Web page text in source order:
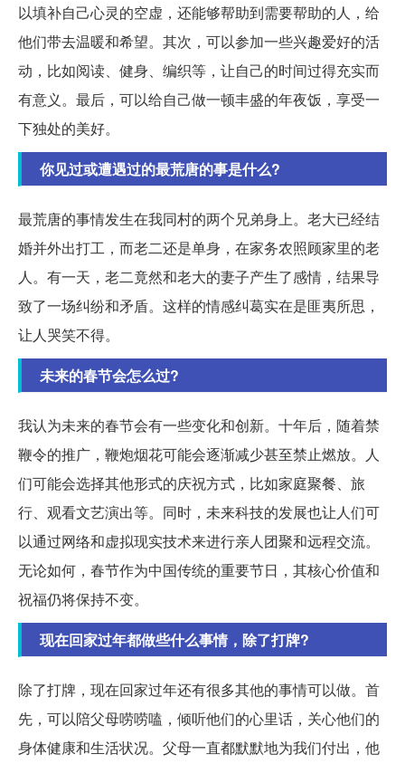
以填补自己心灵的空虚，还能够帮助到需要帮助的人，给
他们带去温暖和希望。其次，可以参加一些兴趣爱好的活
动，比如阅读、健身、编织等，让自己的时间过得充实而
有意义。最后，可以给自己做一顿丰盛的年夜饭，享受一
下独处的美好。
你见过或遭遇过的最荒唐的事是什么?
最荒唐的事情发生在我同村的两个兄弟身上。老大已经结
婚并外出打工，而老二还是单身，在家务农照顾家里的老
人。有一天，老二竟然和老大的妻子产生了感情，结果导
致了一场纠纷和矛盾。这样的情感纠葛实在是匪夷所思，
让人哭笑不得。
未来的春节会怎么过?
我认为未来的春节会有一些变化和创新。十年后，随着禁
鞭令的推广，鞭炮烟花可能会逐渐减少甚至禁止燃放。人
们可能会选择其他形式的庆祝方式，比如家庭聚餐、旅
行、观看文艺演出等。同时，未来科技的发展也让人们可
以通过网络和虚拟现实技术来进行亲人团聚和远程交流。
无论如何，春节作为中国传统的重要节日，其核心价值和
祝福仍将保持不变。
现在回家过年都做些什么事情，除了打牌?
除了打牌，现在回家过年还有很多其他的事情可以做。首
先，可以陪父母唠唠嗑，倾听他们的心里话，关心他们的
身体健康和生活状况。父母一直都默默地为我们付出，他